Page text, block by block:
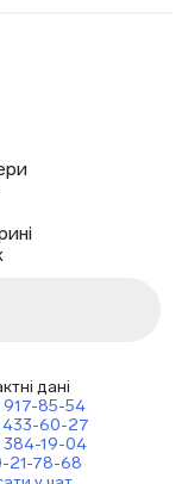
дані
85-54
433-60-27
19-04
21-78-68